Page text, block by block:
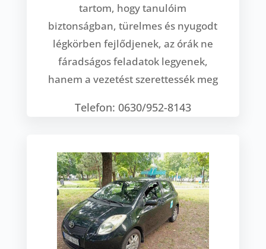
tartom, hogy tanulóim
biztonságban, türelmes és nyugodt
légkörben fejlődjenek, az órák ne
fáradságos feladatok legyenek,
hanem a vezetést szerettessék meg
Telefon: 0630/952-8143